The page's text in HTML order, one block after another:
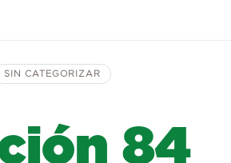
SIN CATEGORIZAR
84